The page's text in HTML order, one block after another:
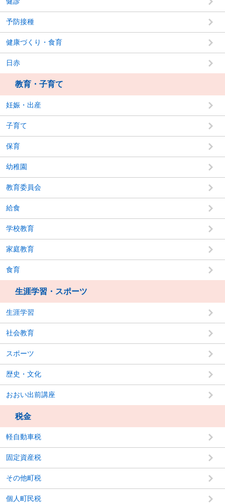
予防接種
健康づくり・食育
日赤
教育・子育て
妊娠・出産
子育て
保育
幼稚園
教育委員会
給食
学校教育
家庭教育
食育
生涯学習・スポーツ
生涯学習
社会教育
スポーツ
歴史・文化
おおい出前講座
税金
軽自動車税
固定資産税
その他町税
個人町民税